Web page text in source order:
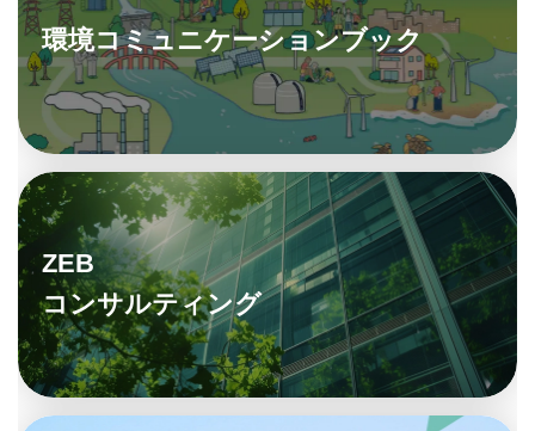
環境コミュニケーションブック
ZEB
コンサルティング